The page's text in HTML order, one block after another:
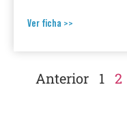
Ver ficha >>
Anterior 1 2